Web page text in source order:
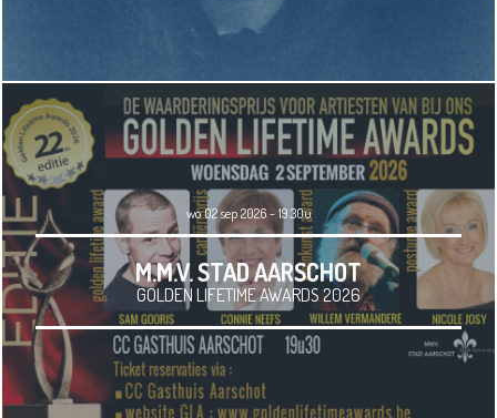
wo 02 sep 2026 - 19.30u
M.M.V. STAD AARSCHOT
GOLDEN LIFETIME AWARDS 2026